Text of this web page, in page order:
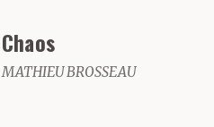
Chaos
MATHIEU BROSSEAU